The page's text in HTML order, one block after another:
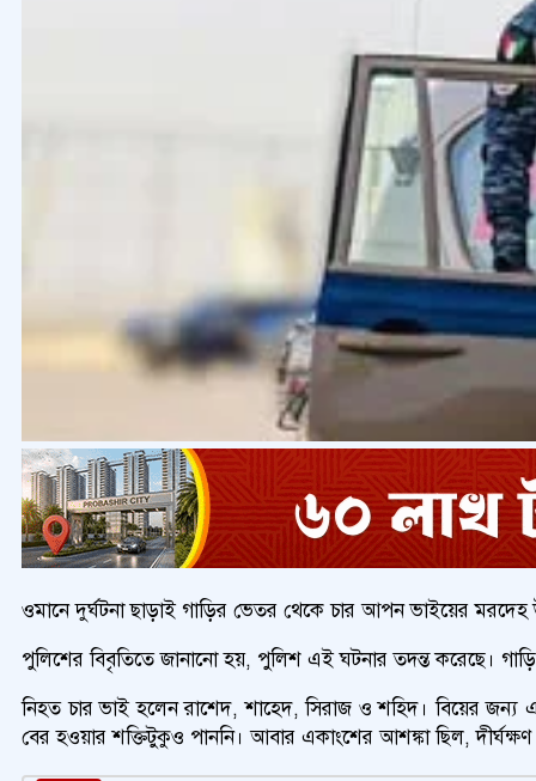
ওমানে দুর্ঘটনা ছাড়াই গাড়ির ভেতর থেকে চার আপন ভাইয়ের মরদেহ
পুলিশের বিবৃতিতে জানানো হয়, পুলিশ এই ঘটনার তদন্ত করেছে।
নিহত চার ভাই হলেন রাশেদ, শাহেদ, সিরাজ ও শহিদ। বিয়ের জন্য
বের হওয়ার শক্তিটুকুও পাননি। আবার একাংশের আশঙ্কা ছিল,